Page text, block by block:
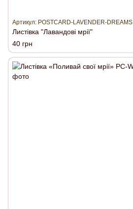
Артикул: POSTCARD-LAVENDER-DREAMS
Листівка "Лавандові мрії"
40 грн